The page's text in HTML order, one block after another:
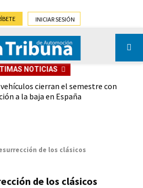
INICIAR SESIÓN
NOTICIAS
cierran el semestre con
a la baja en España
de los clásicos
de los clásicos